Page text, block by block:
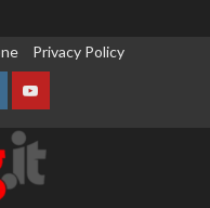
Privacy Policy
YouTube